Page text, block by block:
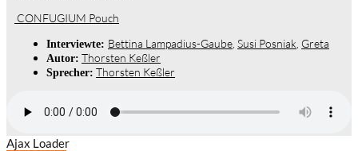
CONFUGIUM Pouch
Interviewte: Bettina Lampadius-Gaube Susi Posniak Greta
Autor: Thorsten Keßler
Sprecher: Thorsten Keßler
Ajax Loader